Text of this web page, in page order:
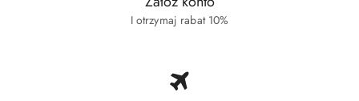
I otrzymaj rabat 10%